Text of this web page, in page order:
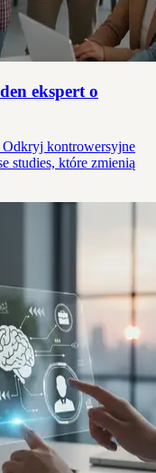
ekspert o
Odkryj kontrowersyjne
studies, które zmienią